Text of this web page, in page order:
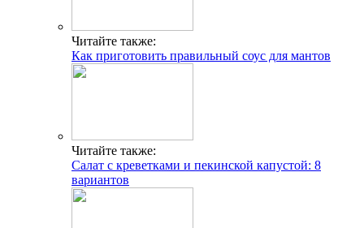
Читайте также:
Как приготовить правильный соус для мантов
Читайте также:
Салат с креветками и пекинской капустой: 8
вариантов